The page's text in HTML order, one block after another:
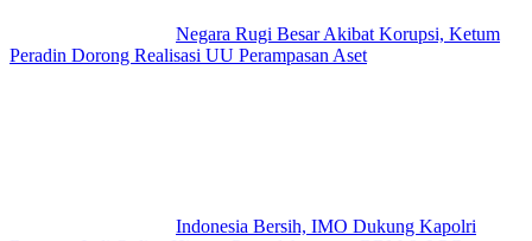
Negara Rugi Besar Akibat Korupsi, Ketum
Peradin Dorong Realisasi UU Perampasan Aset
Indonesia Bersih, IMO Dukung Kapolri